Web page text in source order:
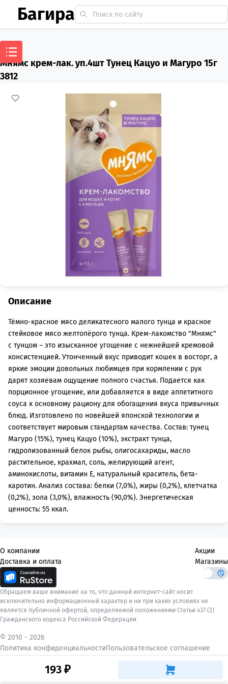
Багира
Мнямс крем-лак. уп.4шт Тунец Кацуо и Магуро 15г
3812
193 ₽
Описание
Тёмно-красное мясо деликатесного малого тунца и красное
стейковое мясо желтопёрого тунца. Крем-лакомство "Мнямс"
с тунцом – это изысканное угощение с нежнейшей кремовой
консистенцией. Утонченный вкус приводит кошек в восторг, а
яркие эмоции довольных любимцев при кормлении с рук
дарят хозяевам ощущение полного счастья. Подается как
порционное угощение, или добавляется в виде аппетитного
соуса к основному рациону для обогащения вкуса привычных
блюд. Изготовлено по новейшей японской технологии и
соответствует мировым стандартам качества. Состав: тунец
Магуро (15%), тунец Кацуо (10%), экстракт тунца,
гидролизованный белок рыбы, олигосахариды, масло
растительное, крахмал, соль, желирующий агент,
аминокислоты, витамин Е, натуральный краситель, бета-
каротин. Анализ состава: белки (7,0%), жиры (0,2%), клетчатка
(0,2%), зола (3,0%), влажность (90,0%). Энергетическая
ценность: 55 ккал.
О компании
Доставка и оплата
Акции
Магазины
Обращаем ваше внимание на то, что данный интернет-сайт носит
исключительно информационный характер и ни при каких условиях не
является публичной офертой, определяемой положениями Статьи 437 (2)
Гражданского кодекса Российской Федерации
© 2010 - 2026
Политика конфиденциальностиПользовательское соглашение